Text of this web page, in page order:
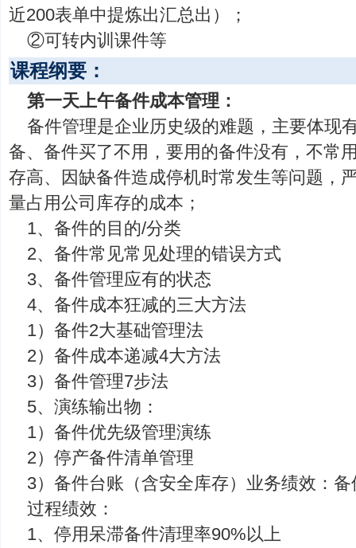
近200表单中提炼出汇总出）；
②可转内训课件等
课程纲要：
第一天上午备件成本管理：
备件管理是企业历史级的难题，主要体现
备、备件买了不用，要用的备件没有，不常
存高、因缺备件造成停机时常发生等问题，
量占用公司库存的成本；
1、备件的目的/分类
2、备件常见常见处理的错误方式
3、备件管理应有的状态
4、备件成本狂减的三大方法
1）备件2大基础管理法
2）备件成本递减4大方法
3）备件管理7步法
5、演练输出物：
1）备件优先级管理演练
2）停产备件清单管理
3）备件台账（含安全库存）业务绩效：
过程绩效：
1、停用呆滞备件清理率90%以上